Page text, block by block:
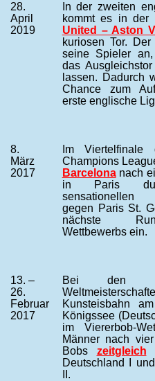
28.
April
2019
In der zweiten
kommt es in der
United – Aston
kuriosen Tor.
seine Spieler
das
lassen. Dadurch
Chance zum
erste englische
8.
März
2017
Im Viertelfinale
Champions
Barcelona nach
in Paris
sensationellen
gegen Paris St.
nächste
Wettbewerbs ein.
13. –
26.
Februar
2017
Bei den
Kunsteisbahn
Königssee
im Viererbob-
Männer nach
Bobs zeitgleich
Deutschland I
II.